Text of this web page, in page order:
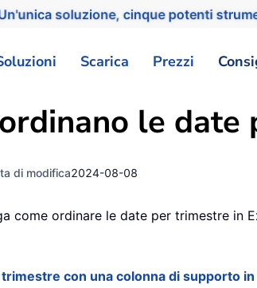
soluzione, cinque potenti
Scarica Prezzi
le
di modifica2024-08-08
come ordinare le date per trimestre in
con una colonna di supporto in